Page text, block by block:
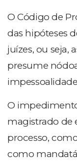
O Código de
das hipóteses
juízes, ou seja,
presume
O
magistrado de
processo,
como